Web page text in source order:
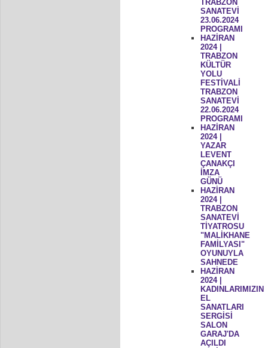
TRABZON
SANATEVİ
23.06.2024
PROGRAMI
HAZİRAN
2024 |
TRABZON
KÜLTÜR
YOLU
FESTİVALİ
TRABZON
SANATEVİ
22.06.2024
PROGRAMI
HAZİRAN
2024 |
YAZAR
LEVENT
ÇANAKÇI
İMZA
GÜNÜ
HAZİRAN
2024 |
TRABZON
SANATEVİ
TİYATROSU
"MALİKHANE
FAMİLYASI"
OYUNUYLA
SAHNEDE
HAZİRAN
2024 |
KADINLARIMIZIN
EL
SANATLARI
SERGİSİ
SALON
GARAJ'DA
AÇILDI